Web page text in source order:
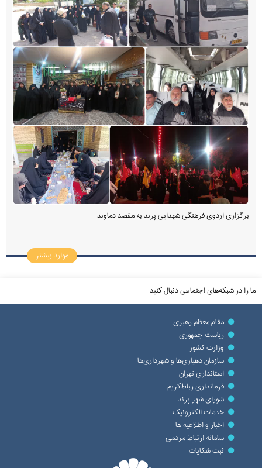
برگزاری اردوی فرهنگی شهدایی پرند به مقصد دماوند
موارد بیشتر
ما را در شبکه‌های اجتماعی دنبال کنید
مقام معظم رهبری
ریاست جمهوری
وزارت کشور
سازمان دهیاری‌ها و شهرداری‌ها
استانداری تهران
فرمانداری رباط‌کریم
شورای شهر پرند
خدمات الکترونیک
اخبار و اطلاعیه ها
سامانه ارتباط مردمی
ثبت شکایات